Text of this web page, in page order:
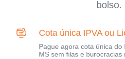
bolso.
Cota única IPVA ou
Pague agora cota única do
MS sem filas e burocracias